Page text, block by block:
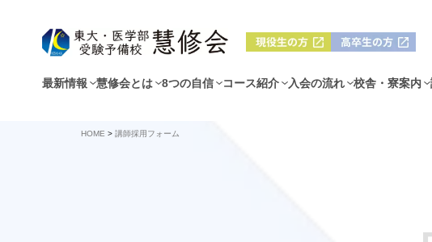
最新情報 慧修会とは 8つの自信 コース紹介 入会の流れ 校舎・寮案内
HOME > 講師採用フォーム